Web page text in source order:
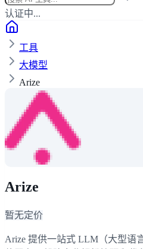
认证中...
工具
大模型
Arize
Arize
暂无定价
Arize 提供一站式 LLM（大型语